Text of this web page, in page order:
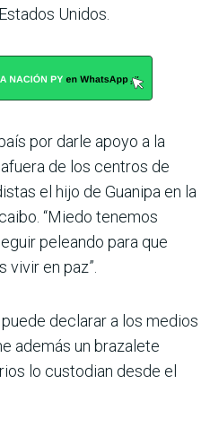
Unidos.
por darle apoyo a la
de los centros de
el hijo de Guanipa en la
“Miedo tenemos
peleando para que
vivir en paz”.
declarar a los medios
además un brazalete
lo custodian desde el